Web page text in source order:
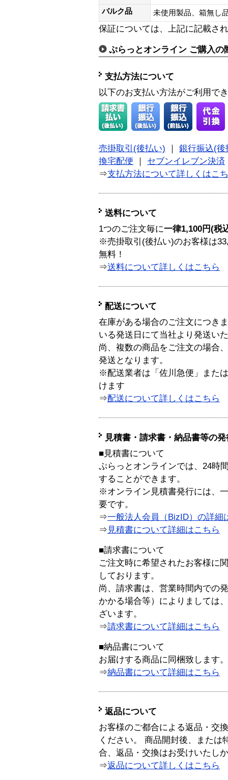
バルク品
未使用製品、箱無
保証については、上記に記載さ
ぷらっとオンライン ご購入の
支払方法について
以下のお支払い方法がご利用で
売掛取引(後払い)
銀行振込(後
換宅配便
セブンイレブン決済
⇒支払方法について詳しくはこ
送料について
1つのご注文毎に一律1,100円(税
※売掛取引(後払い)のお客様は
無料！
⇒送料について詳しくはこちら
配送について
在庫がある場合のご注文につき
いる発送日にて当社より発送い
尚、複数の商品をご注文の場合
発送となります。
※配送業者は「佐川急便」また
けます
⇒配送について詳しくはこちら
見積書・請求書・納品書等の
■見積書について
ぷらっとオンラインでは、24時
することができます。
※オンライン見積書発行には、
要です。
⇒一般法人会員（BizID）の詳細
⇒ 見積書について詳細はこちら
■請求書について
ご注文時に希望されたお客様に
しております。
尚、請求書は、営業時間内での
かかる場合等）によりましては
ざいます。
⇒請求書について詳細はこちら
■納品書について
お届けする商品に同梱致します。
⇒納品書について詳細はこちら
返品について
お客様のご都合による返品・交
ください。 商品開封後、または
合、返品・交換はお受けいたし
⇒返品について詳しくはこちら